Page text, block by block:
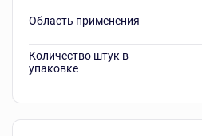
Область применения
Количество штук в
упаковке